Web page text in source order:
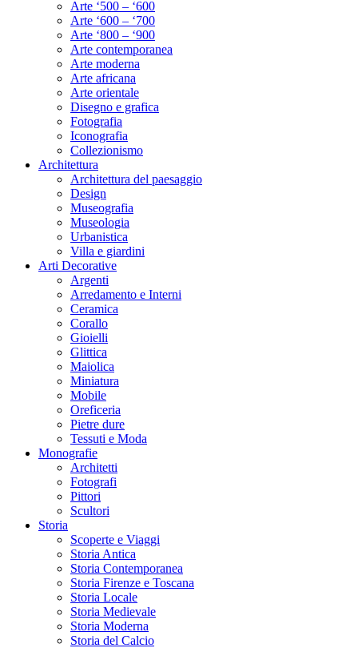
Arte ‘500 – ‘600
Arte ‘600 – ‘700
Arte ‘800 – ‘900
Arte contemporanea
Arte moderna
Arte africana
Arte orientale
Disegno e grafica
Fotografia
Iconografia
Collezionismo
Architettura
Architettura del paesaggio
Design
Museografia
Museologia
Urbanistica
Villa e giardini
Arti Decorative
Argenti
Arredamento e Interni
Ceramica
Corallo
Gioielli
Glittica
Maiolica
Miniatura
Mobile
Oreficeria
Pietre dure
Tessuti e Moda
Monografie
Architetti
Fotografi
Pittori
Scultori
Storia
Scoperte e Viaggi
Storia Antica
Storia Contemporanea
Storia Firenze e Toscana
Storia Locale
Storia Medievale
Storia Moderna
Storia del Calcio